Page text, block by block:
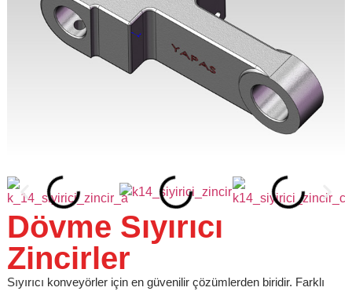
Dövme Sıyırıcı
Zincirler
Sıyırıcı konveyörler için en güvenilir çözümlerden biridir. Farklı